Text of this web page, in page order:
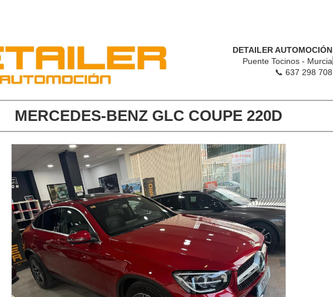
DETAILER AUTOMOCIÓN
Puente Tocinos - Murcia
📞 637 298 708
MERCEDES-BENZ GLC COUPE 220D